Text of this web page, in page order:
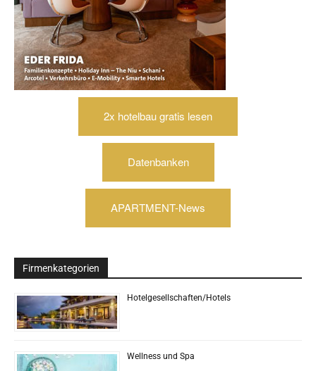
2x hotelbau gratis lesen
Datenbanken
APARTMENT-News
Firmenkategorien
Hotelgesellschaften/Hotels
Wellness und Spa